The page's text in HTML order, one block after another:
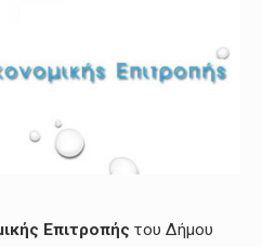
Επιτροπής του Δήμου